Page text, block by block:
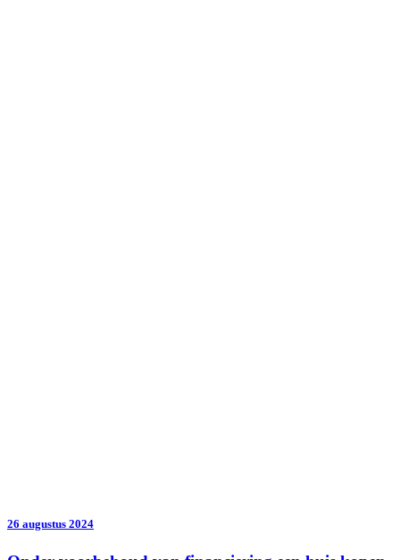
26 augustus 2024